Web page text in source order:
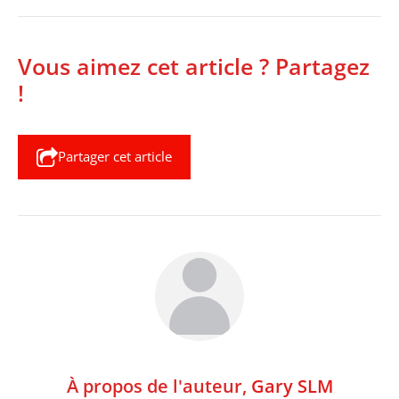
Vous aimez cet article ? Partagez
!
Partager cet article
À propos de l'auteur, Gary SLM